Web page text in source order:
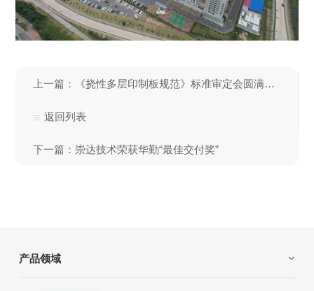
上一篇：《挠性多层印制板规范》标准审定会圆满举行
返回列表
下一篇：崇达技术荣获华勤“最佳交付奖”
产品领域